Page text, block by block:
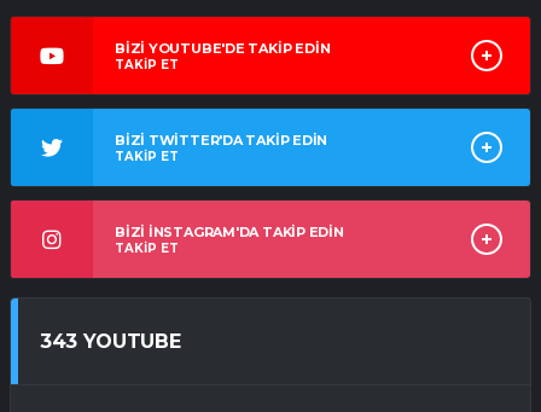
BİZİ YOUTUBE'DE TAKİP EDİN
TAKİP ET
BİZİ TWİTTER'DA TAKİP EDİN
TAKİP ET
BİZİ İNSTAGRAM'DA TAKİP EDİN
TAKİP ET
343 YOUTUBE